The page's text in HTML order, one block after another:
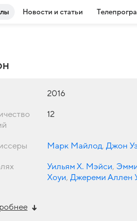
Новости и статьи
2016
12
Марк Майлод, Джон
Уильям Х. Мэйси,
Хоуи, Джереми Аллен